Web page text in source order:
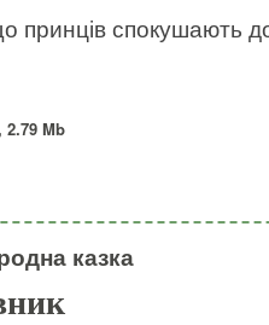
принців спокушають
2.79 Mb
казка